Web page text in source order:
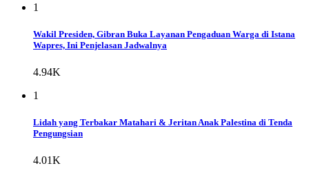
1
Wakil Presiden, Gibran Buka Layanan Pengaduan Warga di Istana
Wapres, Ini Penjelasan Jadwalnya
4.94K
1
Lidah yang Terbakar Matahari & Jeritan Anak Palestina di Tenda
Pengungsian
4.01K